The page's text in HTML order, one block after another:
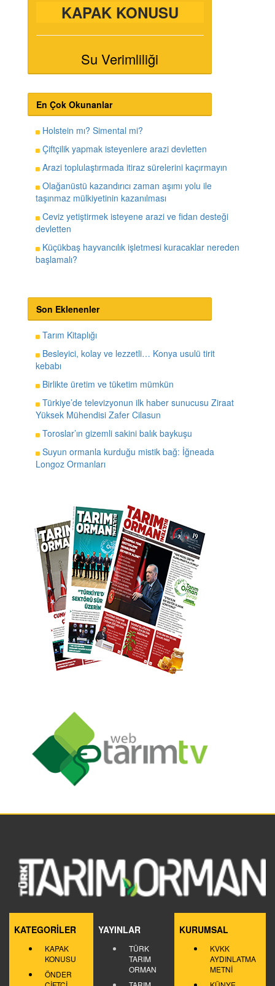
KAPAK KONUSU
Su Verimliliği
En Çok Okunanlar
Holstein mı? Simental mi?
Çiftçilik yapmak isteyenlere arazi devletten
Arazi toplulaştırmada itiraz sürelerini kaçırmayın
Olağanüstü kazandırıcı zaman aşımı yolu ile
taşınmaz mülkiyetinin kazanılması
Ceviz yetiştirmek isteyene arazi ve fidan desteği
devletten
Küçükbaş hayvancılık işletmesi kuracaklar nereden
başlamalı?
Son Eklenenler
Tarım Kitaplığı
Besleyici, kolay ve lezzetli… Konya usulü tirit
kebabı
Birlikte üretim ve tüketim mümkün
Türkiye’de televizyonun ilk haber sunucusu Ziraat
Yüksek Mühendisi Zafer Cilasun
Toroslar’ın gizemli sakini balık baykuşu
Suyun ormanla kurduğu mistik bağ: İğneada
Longoz Ormanları
KATEGORİLER
KAPAK
KONUSU
ÖNDER
YAYINLAR
TÜRK
TARIM
ORMAN
KURUMSAL
KVKK
AYDINLATMA
METNİ